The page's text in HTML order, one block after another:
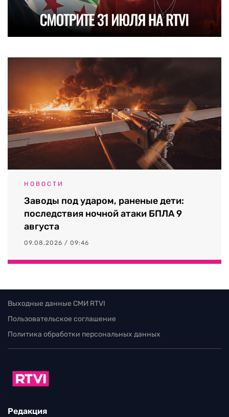
НОВОСТИ
Заводы под ударом, раненые дети:
последствия ночной атаки БПЛА 9
августа
09.08.2026 / 09:46
Выходные данные СМИ RTVI
Пользовательское соглашение
Политика обработки персональных данных
Редакция